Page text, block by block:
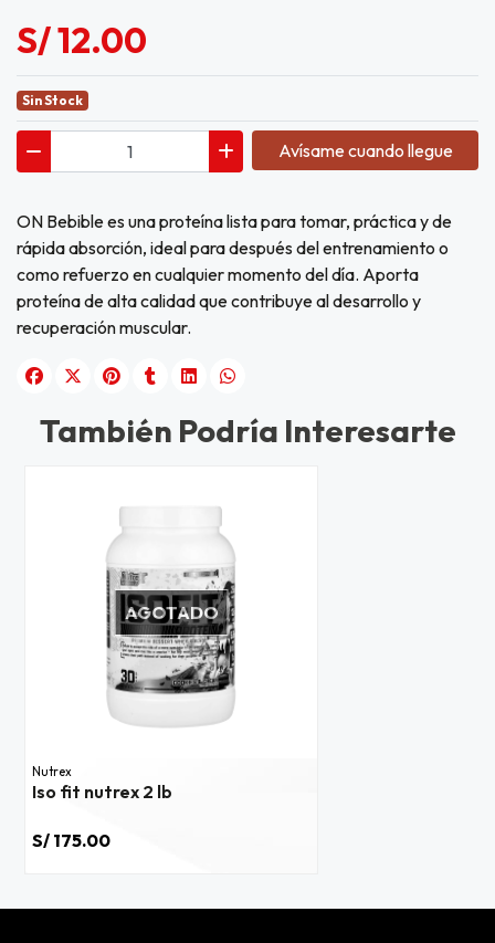
S/ 12.00
Sin Stock
Avísame cuando llegue
ON Bebible es una proteína lista para tomar, práctica y de
rápida absorción, ideal para después del entrenamiento o
como refuerzo en cualquier momento del día. Aporta
proteína de alta calidad que contribuye al desarrollo y
recuperación muscular.
También Podría Interesarte
AGOTADO
Nutrex
Iso fit nutrex 2 lb
S/ 175.00